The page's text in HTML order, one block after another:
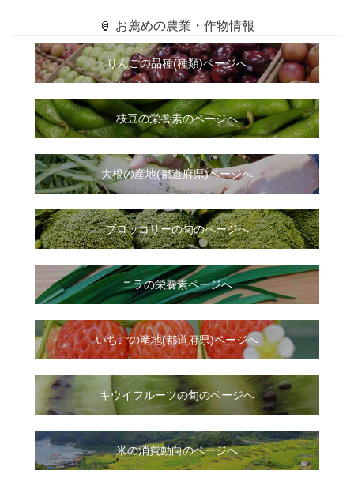
🏮 お薦めの農業・作物情報
りんごの品種(種類)ページへ
枝豆の栄養素のページへ
大根の産地(都道府県)ページへ
ブロッコリーの旬のページへ
ニラの栄養素ページへ
いちごの産地(都道府県)ページへ
キウイフルーツの旬のページへ
米の消費動向のページへ